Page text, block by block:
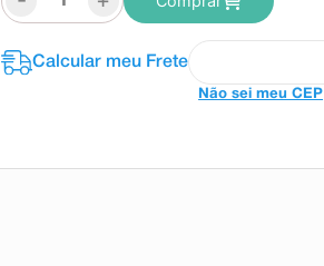
Não sei meu CEP